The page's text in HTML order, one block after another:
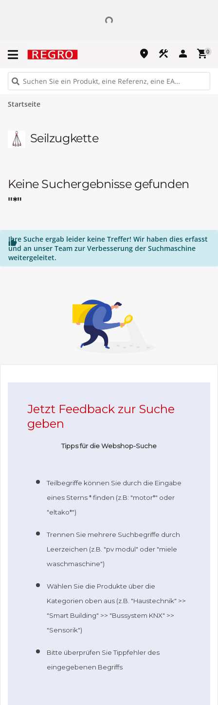
place construction person shopping_cart0
Startseite
Seilzugkette
Keine Suchergebnisse gefunden
"*"

Ihre Suche ergab leider keine Treffer! Wir haben dies erfasst
und an unser Team zur Verbesserung der Suchmaschine
weitergeleitet.